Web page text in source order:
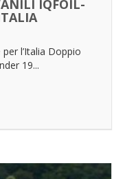
IQFOIL-
l’Italia Doppio
19...